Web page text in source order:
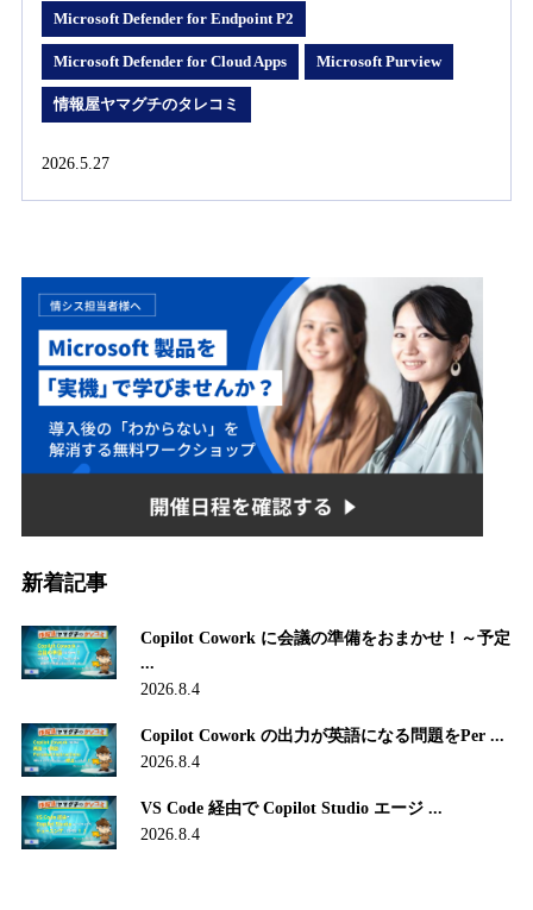
Microsoft Defender for Endpoint P2
Microsoft Defender for Cloud Apps Microsoft Purview
情報屋ヤマグチのタレコミ
2026.5.27
新着記事
Copilot Cowork に会議の準備をおまかせ！～予定
...
2026.8.4
Copilot Cowork の出力が英語になる問題をPer ...
2026.8.4
VS Code 経由で Copilot Studio エージ ...
2026.8.4